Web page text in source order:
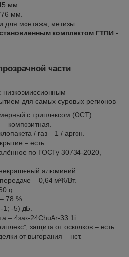
мм.
мм.
для монтажа, метизы.
комплектом ГТПИ -
части
низкоэмиссионным
для самых суровых регионов
с триплексом (ОСТ).
композитная.
/ газ – 1 / аргон.
– есть.
по ГОСТу 30734-2020,
алюминий.
– 0,64 м²К/Вт.
g.
78 %.
1; -5) дБ.
– 4зак-24ChuAr-33.1i.
защита от осколков – есть.
от выгорания – нет.